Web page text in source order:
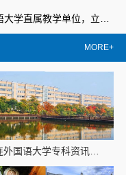
MORE+